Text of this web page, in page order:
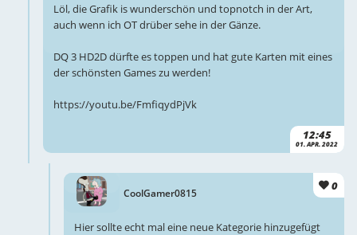
12:45
01. APR. 2022
Löl, die Grafik is wunderschön und topnotch in der Art,
auch wenn ich OT drüber sehe in der Gänze.
DQ 3 HD2D dürfte es toppen und hat gute Karten mit eines
der schönsten Games zu werden!
https://youtu.be/FmfiqydPjVk
CoolGamer0815
0
Hier sollte echt mal eine neue Kategorie hinzugefügt